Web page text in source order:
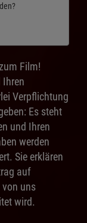
Film!
Ihren
Verpflichtung
Es steht
und Ihren
werden
Sie erklären
auf
uns
wird.